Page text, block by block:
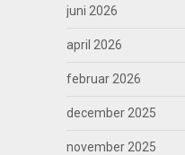
juni 2026
april 2026
februar 2026
december 2025
november 2025